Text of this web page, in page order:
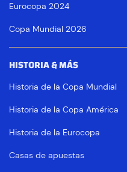
Eurocopa 2024
Copa Mundial 2026
HISTORIA & MÁS
Historia de la Copa Mundial
Historia de la Copa América
Historia de la Eurocopa
Casas de apuestas